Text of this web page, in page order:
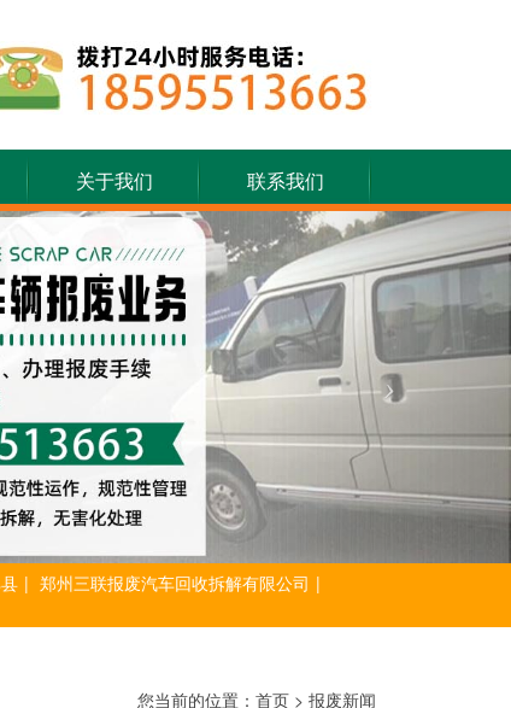
关于我们 联系我们
| 郑州三联报废汽车回收拆解有限公司 |
您当前的位置： 首页> 报废新闻